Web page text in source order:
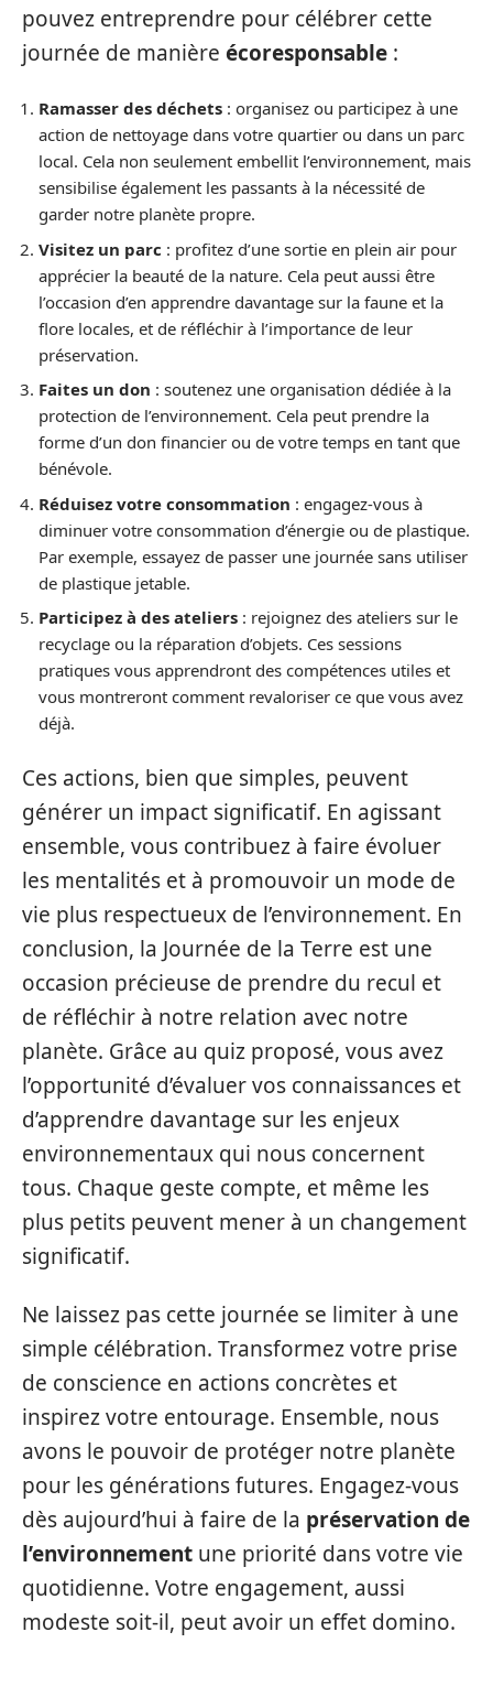
pouvez entreprendre pour célébrer cette
journée de manière écoresponsable :
Ramasser des déchets : organisez ou participez à une
action de nettoyage dans votre quartier ou dans un parc
local. Cela non seulement embellit l’environnement, mais
sensibilise également les passants à la nécessité de
garder notre planète propre.
Visitez un parc : profitez d’une sortie en plein air pour
apprécier la beauté de la nature. Cela peut aussi être
l’occasion d’en apprendre davantage sur la faune et la
flore locales, et de réfléchir à l’importance de leur
préservation.
Faites un don : soutenez une organisation dédiée à la
protection de l’environnement. Cela peut prendre la
forme d’un don financier ou de votre temps en tant que
bénévole.
Réduisez votre consommation : engagez-vous à
diminuer votre consommation d’énergie ou de plastique.
Par exemple, essayez de passer une journée sans utiliser
de plastique jetable.
Participez à des ateliers : rejoignez des ateliers sur le
recyclage ou la réparation d’objets. Ces sessions
pratiques vous apprendront des compétences utiles et
vous montreront comment revaloriser ce que vous avez
déjà.
Ces actions, bien que simples, peuvent
générer un impact significatif. En agissant
ensemble, vous contribuez à faire évoluer
les mentalités et à promouvoir un mode de
vie plus respectueux de l’environnement. En
conclusion, la Journée de la Terre est une
occasion précieuse de prendre du recul et
de réfléchir à notre relation avec notre
planète. Grâce au quiz proposé, vous avez
l’opportunité d’évaluer vos connaissances et
d’apprendre davantage sur les enjeux
environnementaux qui nous concernent
tous. Chaque geste compte, et même les
plus petits peuvent mener à un changement
significatif.
Ne laissez pas cette journée se limiter à une
simple célébration. Transformez votre prise
de conscience en actions concrètes et
inspirez votre entourage. Ensemble, nous
avons le pouvoir de protéger notre planète
pour les générations futures. Engagez-vous
dès aujourd’hui à faire de la préservation de
l’environnement une priorité dans votre vie
quotidienne. Votre engagement, aussi
modeste soit-il, peut avoir un effet domino.